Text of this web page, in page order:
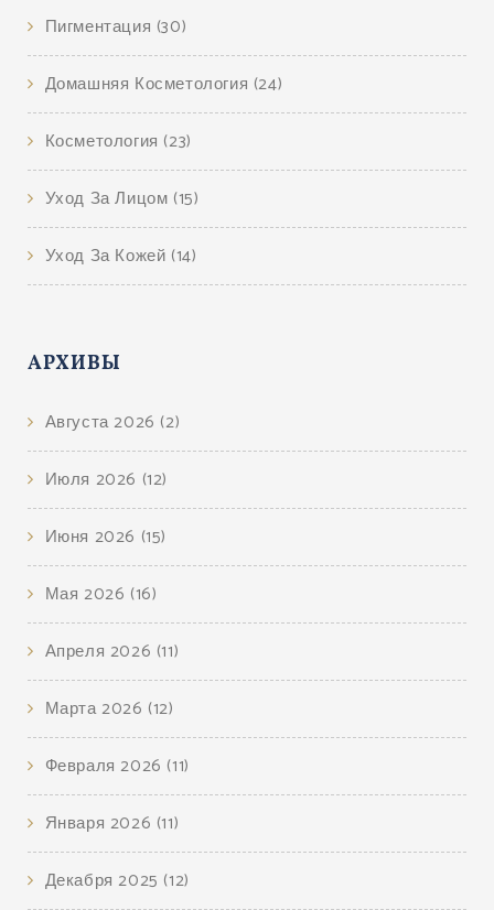
Пигментация (30)
Домашняя Косметология (24)
Косметология (23)
Уход За Лицом (15)
Уход За Кожей (14)
АРХИВЫ
Августа 2026 (2)
Июля 2026 (12)
Июня 2026 (15)
Мая 2026 (16)
Апреля 2026 (11)
Марта 2026 (12)
Февраля 2026 (11)
Января 2026 (11)
Декабря 2025 (12)